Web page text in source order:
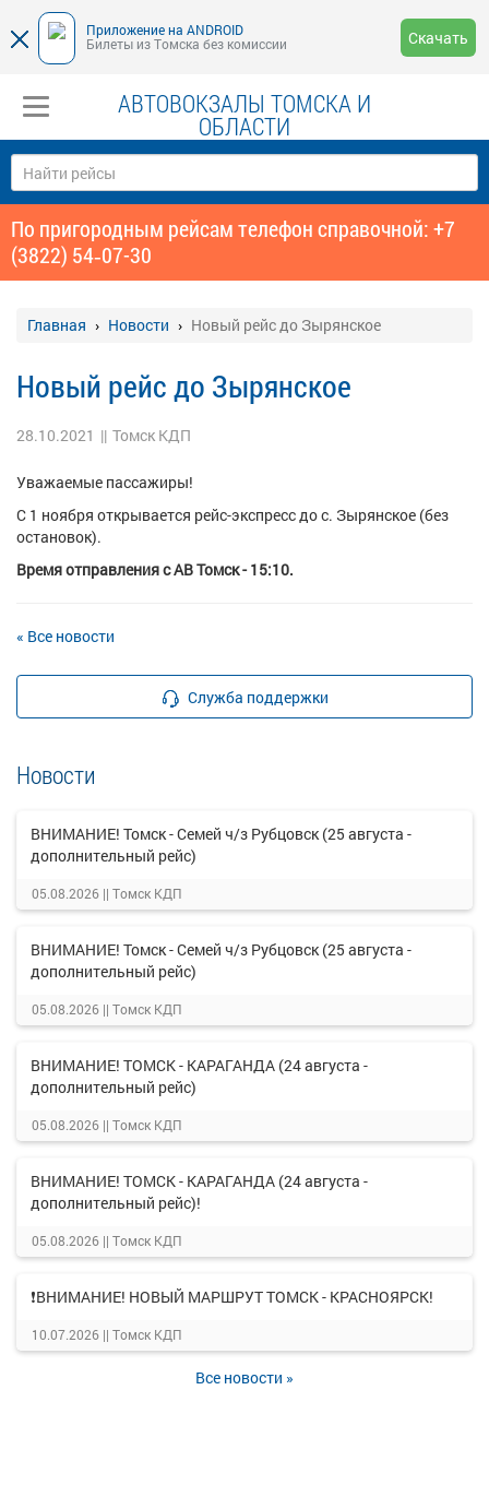
Приложение на ANDROID
Билеты из Томска без комиссии
Скачать
АВТОВОКЗАЛЫ ТОМСКА И
ОБЛАСТИ
По пригородным рейсам телефон справочной: +7
(3822) 54‑07-30
Главная Новости Новый рейс до Зырянское
Новый рейс до Зырянское
28.10.2021 || Томск КДП
Уважаемые пассажиры!
С 1 ноября открывается рейс-экспресс до с. Зырянское (без
остановок).
Время отправления с АВ Томск - 15:10.
« Все новости
Служба поддержки
Новости
ВНИМАНИЕ! Томск - Семей ч/з Рубцовск (25 августа -
дополнительный рейс)
05.08.2026 || Томск КДП
ВНИМАНИЕ! Томск - Семей ч/з Рубцовск (25 августа -
дополнительный рейс)
05.08.2026 || Томск КДП
ВНИМАНИЕ! ТОМСК - КАРАГАНДА (24 августа -
дополнительный рейс)
05.08.2026 || Томск КДП
ВНИМАНИЕ! ТОМСК - КАРАГАНДА (24 августа -
дополнительный рейс)!
05.08.2026 || Томск КДП
❗ВНИМАНИЕ! НОВЫЙ МАРШРУТ ТОМСК - КРАСНОЯРСК!
10.07.2026 || Томск КДП
Все новости »